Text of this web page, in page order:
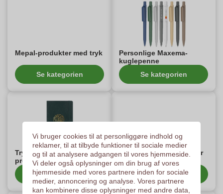
Mepal-produkter med tryk
Se kategorien
Personlige Maxema-
kuglepenne
Se kategorien
TrykteMoleskine®-
produkter
Se kategorien
Stabilo Boss®-produkter
med print
Se kategorien
Vi bruger cookies til at personliggøre indhold og
reklamer, til at tilbyde funktioner til sociale medier
og til at analysere adgangen til vores hjemmeside.
Vi deler også oplysninger om din brug af vores
hjemmeside med vores partnere inden for sociale
medier, annoncering og analyse. Vores partnere
kan kombinere disse oplysninger med andre data,